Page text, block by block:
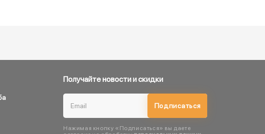
Получайте новости и скидки
Подписаться
Нажимая кнопку «Подписаться» вы даете